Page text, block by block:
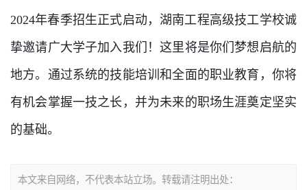
2024年春季招生正式启动，湖南工程高级技工学校诚
挚邀请广大学子加入我们！这里将是你们梦想启航的
地方。通过系统的技能培训和全面的职业教育，你将
有机会掌握一技之长，并为未来的职场生涯奠定坚实
的基础。
本文来自网络，不代表本站立场。转载请注明出处：